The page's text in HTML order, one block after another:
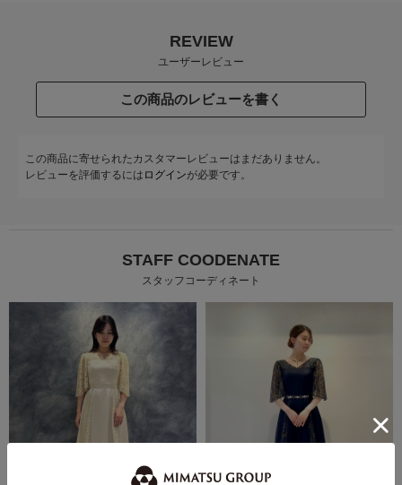
REVIEW
ユーザーレビュー
この商品のレビューを書く
この商品に寄せられたカスタマーレビューはまだありません。
レビューを評価するには ログインが必要です。
STAFF COODENATE
スタッフコーディネート